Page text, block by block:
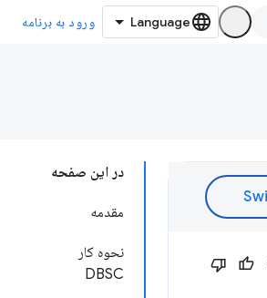
ورود به برنامه
در این صفحه
مقدمه
نحوه کار
DBSC